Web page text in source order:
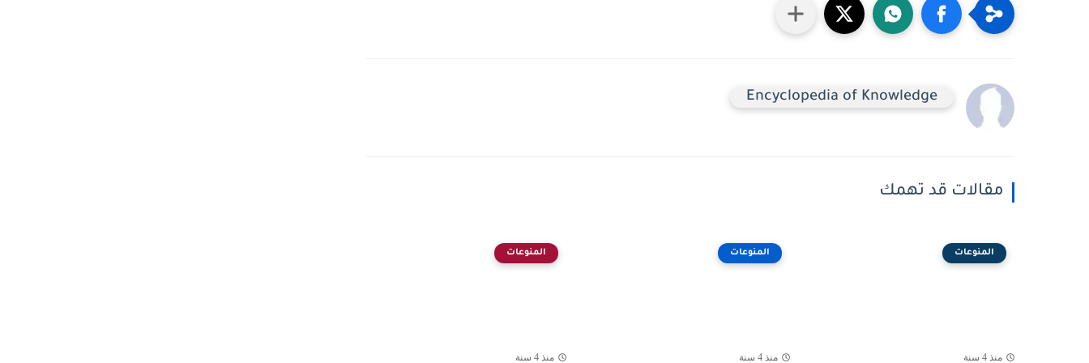
Encyclopedia of Knowledge
مقالات قد تهمك
المنوعات
منذ 4 سنة
المنوعات
منذ 4 سنة
المنوعات
منذ 4 سنة